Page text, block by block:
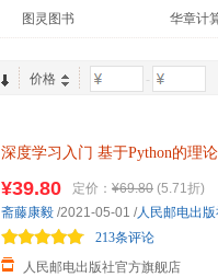
图灵图书 华章计
价格 -
深度学习入门 基于Python的理
¥39.80 定价： ¥69.80 (5.71折)
人民邮电出版社官方旗舰店
213条评论
斋藤康毅 /2021-05-01 /人民邮电出